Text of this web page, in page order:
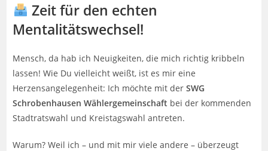
Zeit für den echten
Mentalitätswechsel!
Mensch, da hab ich Neuigkeiten, die mich richtig kribbeln
lassen! Wie Du vielleicht weißt, ist es mir eine
Herzensangelegenheit: Ich möchte mit derSWG
Schrobenhausen Wählergemeinschaft bei der kommenden
Stadtratswahl und Kreistagswahl antreten.
Warum? Weil ich – und mit mir viele andere – überzeugt